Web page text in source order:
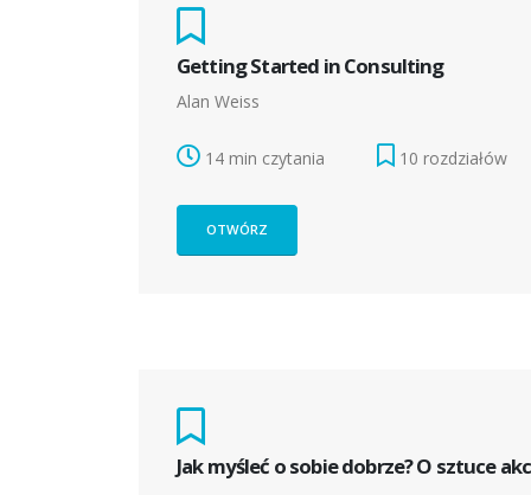
Getting Started in Consulting
Alan Weiss
14 min czytania 10 rozdziałów
OTWÓRZ
Jak myśleć o sobie dobrze? O sztuce